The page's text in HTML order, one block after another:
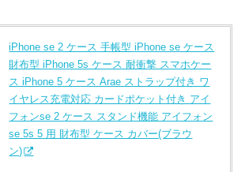
iPhone se 2 ケース 手帳型 iPhone se ケース
財布型 iPhone 5s ケース 耐衝撃 スマホケー
ス iPhone 5 ケース Arae ストラップ付き ワ
イヤレス充電対応 カードポケット付き アイ
フォンse 2 ケース スタンド機能 アイフォン
se 5s 5 用 財布型 ケース カバー(ブラウ
ン)